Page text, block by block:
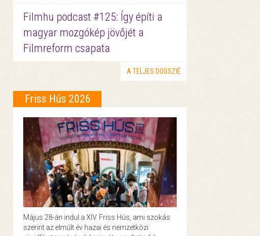
Filmhu podcast #125: Így építi a
magyar mozgókép jövőjét a
Filmreform csapata
A TELJES DOSSZIÉ
Friss Hús 2026
Május 28-án indul a XIV. Friss Hús, ami szokás
szerint az elmúlt év hazai és nemzetközi